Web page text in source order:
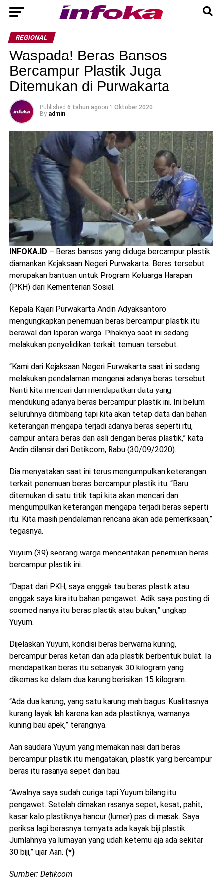
REGIONAL
Waspada! Beras Bansos
Bercampur Plastik Juga
Ditemukan di Purwakarta
Published 6 tahun agoon 1 Oktober 2020
By admin
INFOKA.ID – Beras bansos yang diduga bercampur plastik
diamankan Kejaksaan Negeri Purwakarta. Beras tersebut
merupakan bantuan untuk Program Keluarga Harapan
(PKH) dari Kementerian Sosial.
Kepala Kajari Purwakarta Andin Adyaksantoro
mengungkapkan penemuan beras bercampur plastik itu
berawal dari laporan warga. Pihaknya saat ini sedang
melakukan penyelidikan terkait temuan tersebut.
“Kami dari Kejaksaan Negeri Purwakarta saat ini sedang
melakukan pendalaman mengenai adanya beras tersebut.
Nanti kita mencari dan mendapatkan data yang
mendukung adanya beras bercampur plastik ini. Ini belum
seluruhnya ditimbang tapi kita akan tetap data dan bahan
keterangan mengapa terjadi adanya beras seperti itu,
campur antara beras dan asli dengan beras plastik,” kata
Andin dilansir dari Detikcom, Rabu (30/09/2020).
Dia menyatakan saat ini terus mengumpulkan keterangan
terkait penemuan beras bercampur plastik itu. “Baru
ditemukan di satu titik tapi kita akan mencari dan
mengumpulkan keterangan mengapa terjadi beras seperti
itu. Kita masih pendalaman rencana akan ada pemeriksaan,”
tegasnya.
Yuyum (39) seorang warga menceritakan penemuan beras
bercampur plastik ini.
“Dapat dari PKH, saya enggak tau beras plastik atau
enggak saya kira itu bahan pengawet. Adik saya posting di
sosmed nanya itu beras plastik atau bukan,” ungkap
Yuyum.
Dijelaskan Yuyum, kondisi beras berwarna kuning,
bercampur beras ketan dan ada plastik berbentuk bulat. Ia
mendapatkan beras itu sebanyak 30 kilogram yang
dikemas ke dalam dua karung berisikan 15 kilogram.
“Ada dua karung, yang satu karung mah bagus. Kualitasnya
kurang layak lah karena kan ada plastiknya, warnanya
kuning bau apek,” terangnya.
Aan saudara Yuyum yang memakan nasi dari beras
bercampur plastik itu mengatakan, plastik yang bercampur
beras itu rasanya sepet dan bau.
“Awalnya saya sudah curiga tapi Yuyum bilang itu
pengawet. Setelah dimakan rasanya sepet, kesat, pahit,
kasar kalo plastiknya hancur (lumer) pas di masak. Saya
periksa lagi berasnya ternyata ada kayak biji plastik.
Jumlahnya ya lumayan yang udah ketemu aja ada sekitar
30 biji,” ujar Aan. (*)
Sumber: Detikcom